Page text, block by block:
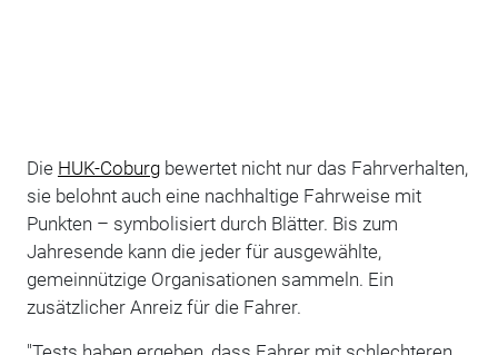
Die HUK-Coburgbewertet nicht nur das Fahrverhalten,
sie belohnt auch eine nachhaltige Fahrweise mit
Punkten – symbolisiert durch Blätter. Bis zum
Jahresende kann die jeder für ausgewählte,
gemeinnützige Organisationen sammeln. Ein
zusätzlicher Anreiz für die Fahrer.